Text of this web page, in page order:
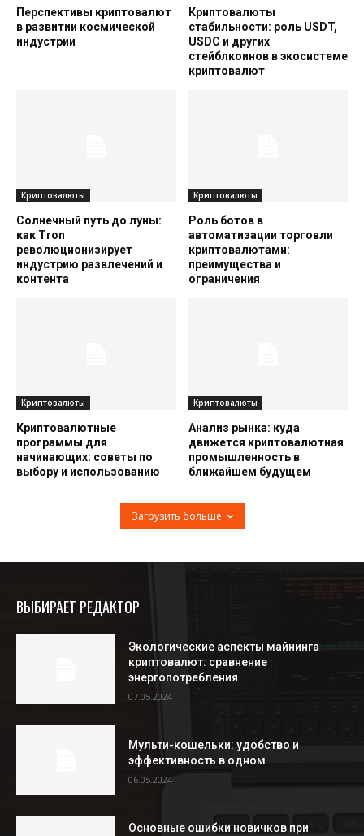
Перспективы криптовалют
в развитии космической
индустрии
Криптовалюты
стабильности: роль USDT,
USDC и других
стейблкоинов в экосистеме
криптовалют
Криптовалюты
Солнечный путь до луны:
как Tron
революционизирует
индустрию развлечений и
контента
Криптовалюты
Роль ботов в
автоматизации торговли
криптовалютами:
преимущества и
ограничения
Криптовалюты
Криптовалютные
программы для
начинающих: советы по
выбору и использованию
Криптовалюты
Анализ рынка: куда
движется криптовалютная
промышленность в
ближайшем будущем
Загрузить больше
ВЫБИРАЕТ РЕДАКТОР
Экологические аспекты майнинга
криптовалют: сравнение
энергопотребления
07.05.2024
Мульти-кошельки: удобство и
эффективность в одном
06.05.2024
Основные ошибки новичков при